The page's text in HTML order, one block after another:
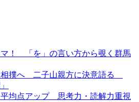
！ 「を」の言い方から覗く群馬
相撲へ 二子山親方に決意語る
均点アップ 思考力・読解力重視
！ 「を」の言い方から覗く群馬
相撲へ 二子山親方に決意語る
】第2回進路希望調査 全体倍率
敦也さんら招き「球都桐生ウィー
！ 「を」の言い方から覗く群馬
相撲へ 二子山親方に決意語る